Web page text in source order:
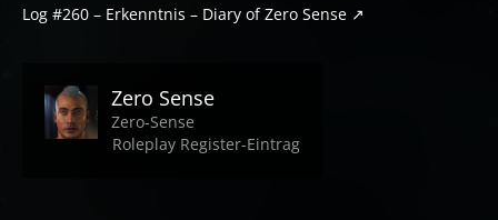
Log #260 – Erkenntnis – Diary of Zero Sense
Zero Sense
Zero-Sense
Roleplay Register-Eintrag